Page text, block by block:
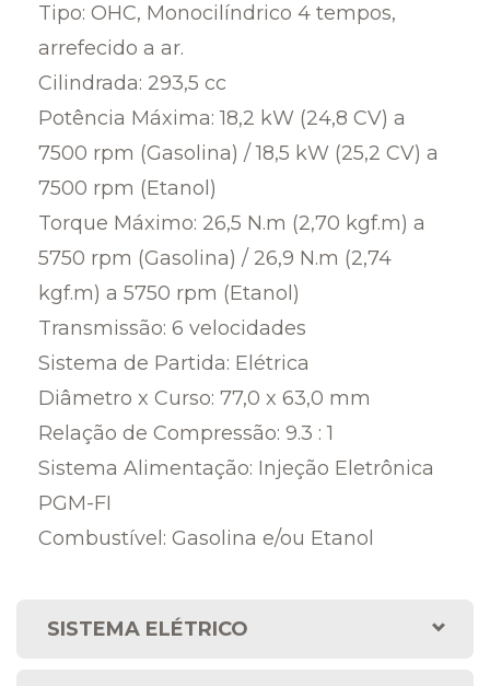
Tipo: OHC, Monocilíndrico 4 tempos,
arrefecido a ar.
Cilindrada: 293,5 cc
Potência Máxima: 18,2 kW (24,8 CV) a
7500 rpm (Gasolina) / 18,5 kW (25,2 CV) a
7500 rpm (Etanol)
Torque Máximo: 26,5 N.m (2,70 kgf.m) a
5750 rpm (Gasolina) / 26,9 N.m (2,74
kgf.m) a 5750 rpm (Etanol)
Transmissão: 6 velocidades
Sistema de Partida: Elétrica
Diâmetro x Curso: 77,0 x 63,0 mm
Relação de Compressão: 9.3 : 1
Sistema Alimentação: Injeção Eletrônica
PGM-FI
Combustível: Gasolina e/ou Etanol
SISTEMA ELÉTRICO